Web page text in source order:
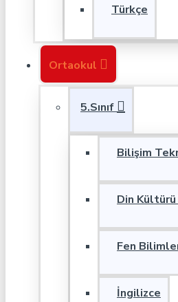
Türkçe
Ortaokul
5.Sınıf
Bilişim
Din
Fen
İngilizce